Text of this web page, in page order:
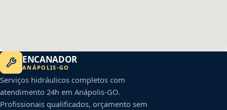
ENCANADOR
ANÁPOLIS-GO
Serviços hidráulicos completos com
atendimento 24h em Anápolis-GO.
Profissionais qualificados, orçamento sem